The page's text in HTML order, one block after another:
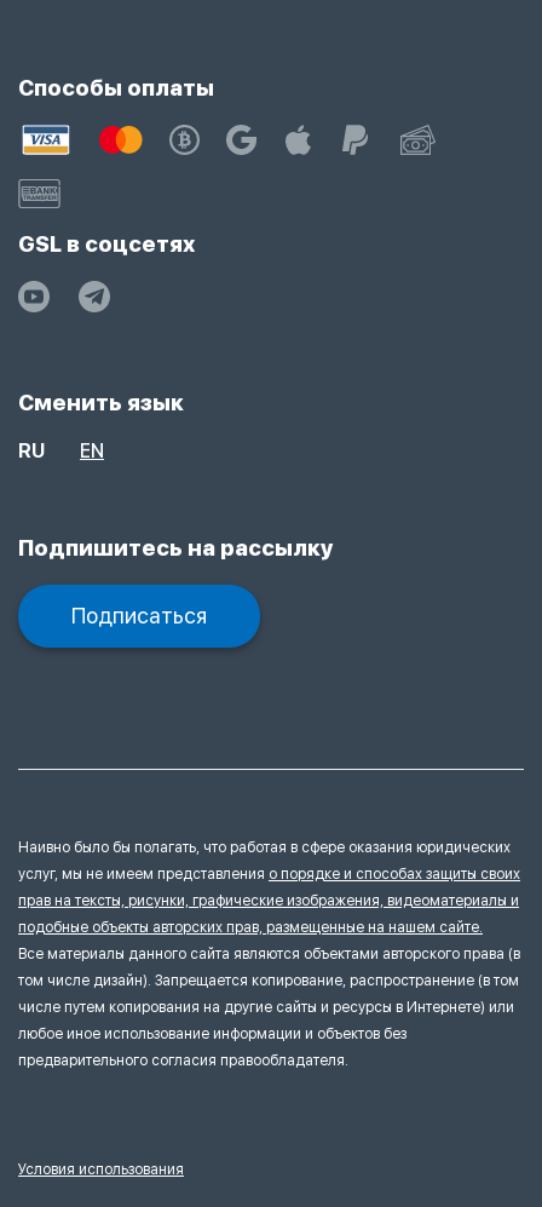
Способы оплаты
GSL в соцсетях
Сменить язык
RU EN
Подпишитесь на рассылку
Подписаться
Наивно было бы полагать, что работая в сфере оказания юридических
услуг, мы не имеем представления о порядке и способах защиты своих
прав на тексты, рисунки, графические изображения, видеоматериалы и
подобные объекты авторских прав, размещенные на нашем сайте.
Все материалы данного сайта являются объектами авторского права (в
том числе дизайн). Запрещается копирование, распространение (в том
числе путем копирования на другие сайты и ресурсы в Интернете) или
любое иное использование информации и объектов без
предварительного согласия правообладателя.
Условия использования